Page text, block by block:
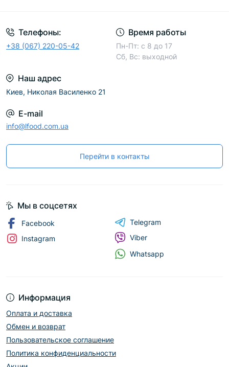
Телефоны:
+38 (067) 220-05-42
Время работы
Пн-Пт: с 8 до 17
Сб, Вс: выходной
Наш адрес
Киев, Николая Василенко 21
E-mail
info@lfood.com.ua
Перейти в контакты
Информация
Оплата и доставка
Обмен и возврат
Пользовательское соглашение
Политика конфиденциальности
Мы в соцсетях
Facebook
Instagram
Telegram
Viber
Whatsapp